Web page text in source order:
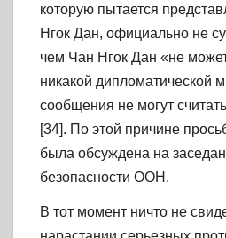
которую пытается
Нгок Дан, официально не
чем Чан Нгок Дан «не
никакой дипломатической
сообщения не могут
[34]. По этой причине
была обсуждена на
безопасности ООН.
В тот момент ничто не